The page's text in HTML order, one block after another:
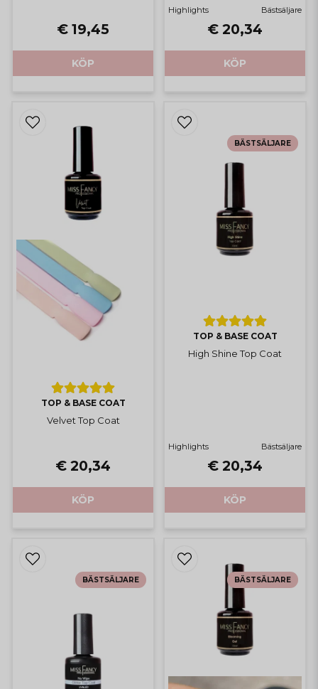
€ 19,45
KÖP
Highlights Bästsäljare
€ 20,34
KÖP
TOP & BASE COAT
Velvet Top Coat
€ 20,34
KÖP
TOP & BASE COAT
High Shine Top Coat
Highlights Bästsäljare
€ 20,34
KÖP
BÄSTSÄLJARE
BÄSTSÄLJARE BÄSTSÄLJARE